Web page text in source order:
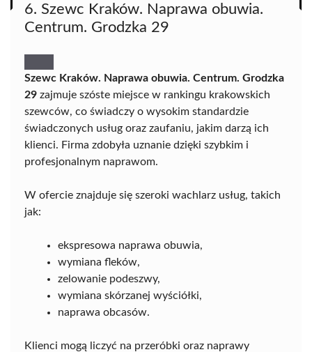
6. Szewc Kraków. Naprawa obuwia.
Centrum. Grodzka 29
Szewc Kraków. Naprawa obuwia. Centrum. Grodzka
29 zajmuje szóste miejsce w rankingu krakowskich
szewców, co świadczy o wysokim standardzie
świadczonych usług oraz zaufaniu, jakim darzą ich
klienci. Firma zdobyła uznanie dzięki szybkim i
profesjonalnym naprawom.
W ofercie znajduje się szeroki wachlarz usług, takich
jak:
ekspresowa naprawa obuwia,
wymiana fleków,
zelowanie podeszwy,
wymiana skórzanej wyściółki,
naprawa obcasów.
Klienci mogą liczyć na przeróbki oraz naprawy